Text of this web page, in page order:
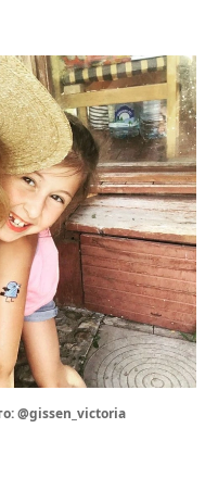
@gissen_victoria